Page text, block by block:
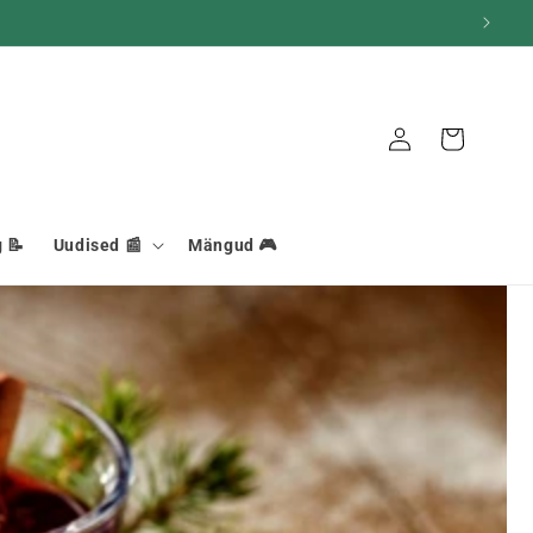
📝 Uudised 📰 Mängud 🎮
Ühendus Korv